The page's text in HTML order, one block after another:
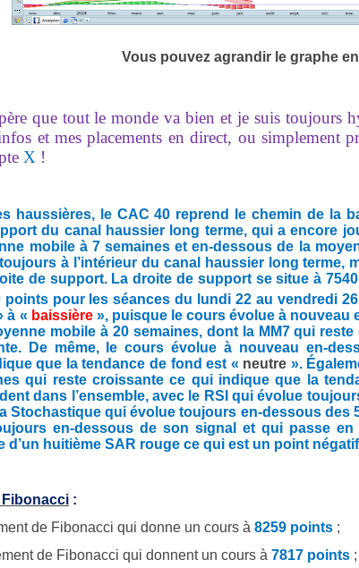
Vous pouvez agrandir le graphe
que tout le monde va bien et je suis
et mes placements en direct, ou simplement
X !
haussières, le CAC 40 reprend le chemin de la
du canal haussier long terme, qui a encore
mobile à 7 semaines et en-dessous de la
à l’intérieur du canal haussier long terme,
de support. La droite de support se situe à
points pour les séances du lundi 22 au vendredi
à « baissière », puisque le cours évolue à nouveau
mobile à 20 semaines, dont la MM7 qui
De même, le cours évolue à nouveau en-
que la tendance de fond est « neutre ».
qui reste croissante ce qui indique que la
dans l’ensemble, avec le RSI qui évolue
Stochastique qui évolue toujours en-dessous des
en-dessous de son signal et qui passe
d’un huitième SAR rouge ce qui est un point
Fibonacci :
de Fibonacci qui donne un cours à 8259 points ;
de Fibonacci qui donnent un cours à 7817 points ;